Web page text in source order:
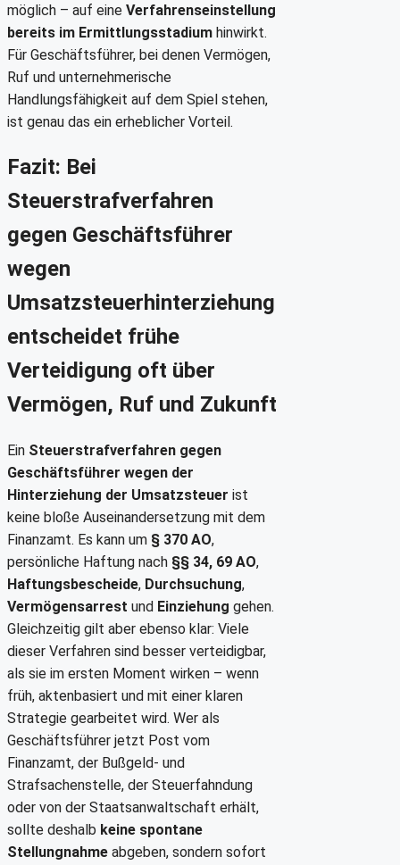
möglich – auf eine Verfahrenseinstellung
bereits im Ermittlungsstadium hinwirkt.
Für Geschäftsführer, bei denen Vermögen,
Ruf und unternehmerische
Handlungsfähigkeit auf dem Spiel stehen,
ist genau das ein erheblicher Vorteil.
Fazit: Bei
Steuerstrafverfahren
gegen Geschäftsführer
wegen
Umsatzsteuerhinterziehung
entscheidet frühe
Verteidigung oft über
Vermögen, Ruf und Zukunft
Ein Steuerstrafverfahren gegen
Geschäftsführer wegen der
Hinterziehung der Umsatzsteuer ist
keine bloße Auseinandersetzung mit dem
Finanzamt. Es kann um § 370 AO,
persönliche Haftung nach §§ 34, 69 AO,
Haftungsbescheide, Durchsuchung,
Vermögensarrest und Einziehung gehen.
Gleichzeitig gilt aber ebenso klar: Viele
dieser Verfahren sind besser verteidigbar,
als sie im ersten Moment wirken – wenn
früh, aktenbasiert und mit einer klaren
Strategie gearbeitet wird. Wer als
Geschäftsführer jetzt Post vom
Finanzamt, der Bußgeld- und
Strafsachenstelle, der Steuerfahndung
oder von der Staatsanwaltschaft erhält,
sollte deshalb keine spontane
Stellungnahme abgeben, sondern sofort